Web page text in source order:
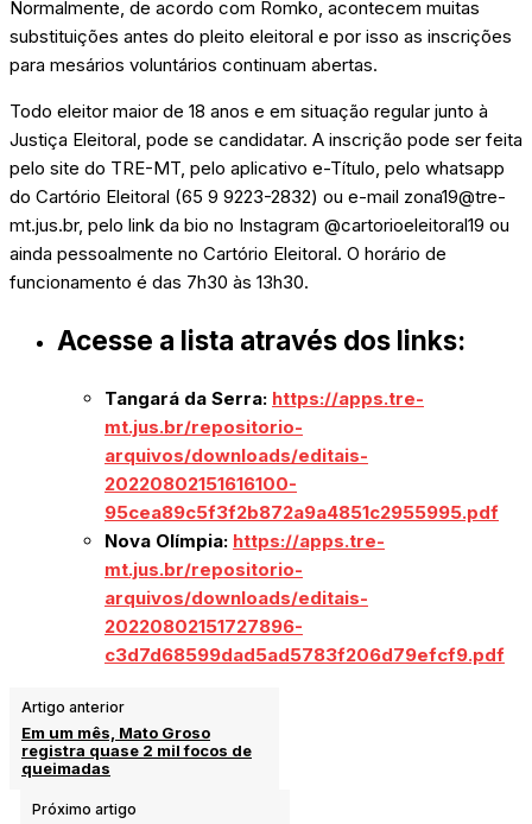
Normalmente, de acordo com Romko, acontecem muitas
substituições antes do pleito eleitoral e por isso as inscrições
para mesários voluntários continuam abertas.
Todo eleitor maior de 18 anos e em situação regular junto à
Justiça Eleitoral, pode se candidatar. A inscrição pode ser feita
pelo site do TRE-MT, pelo aplicativo e-Título, pelo whatsapp
do Cartório Eleitoral (65 9 9223-2832) ou e-mail zona19@tre-
mt.jus.br, pelo link da bio no Instagram @cartorioeleitoral19 ou
ainda pessoalmente no Cartório Eleitoral. O horário de
funcionamento é das 7h30 às 13h30.
Acesse a lista através dos links:
Tangará da Serra: https://apps.tre-
mt.jus.br/repositorio-
arquivos/downloads/editais-
20220802151616100-
95cea89c5f3f2b872a9a4851c2955995.pdf
Nova Olímpia: https://apps.tre-
mt.jus.br/repositorio-
arquivos/downloads/editais-
20220802151727896-
c3d7d68599dad5ad5783f206d79efcf9.pdf
Artigo anterior
Em um mês, Mato Groso
registra quase 2 mil focos de
queimadas
Próximo artigo